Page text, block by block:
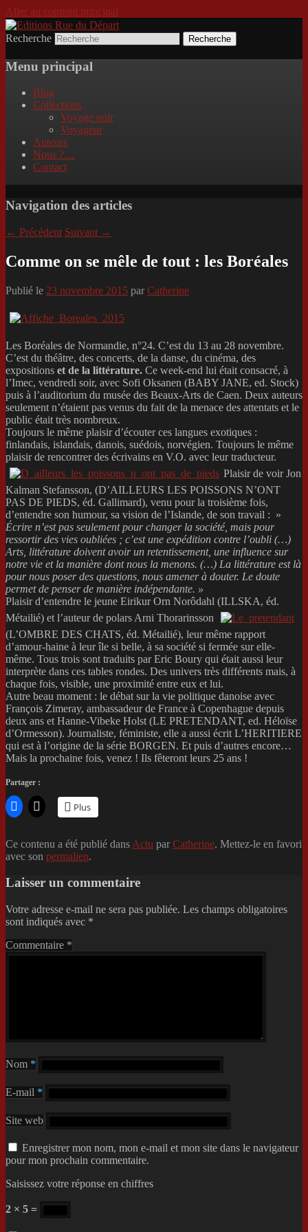
Aller au contenu principal
Editions Rue du Départ
Incitation au voyage, du roman noir au
poème.
Recherche
Menu principal
Blog
Collections
Voyage noir
Voyageur
Auteurs
Nous ?…
Contact
Navigation des articles
← Précédent Suivant →
Comme on se mêle de tout : les Boréales
Publié le 23 novembre 2015 par Catherine
Les Boréales de Normandie, n°24. C’est du 13 au 28 novembre.
C’est du théâtre, des concerts, de la danse, du cinéma, des
expositions et de la littérature. Ce week-end lui était consacré, à
l’Imec, vendredi soir, avec Sofi Oksanen (BABY JANE, ed. Stock)
puis à l’auditorium du musée des Beaux-Arts de Caen. Deux auteurs
seulement n’étaient pas venus du fait de la menace des attentats et le
public était très nombreux.
Toujours le même plaisir d’écouter ces langues exotiques :
finlandais, islandais, danois, suédois, norvégien. Toujours le même
plaisir de rencontrer des écrivains en V.O. avec leur traducteur.
Plaisir de voir Jon
Kalman Stefansson, (D’AILLEURS LES POISSONS N’ONT
PAS DE PIEDS, éd. Gallimard), venu pour la troisième fois,
d’entendre son humour, sa vision de l’Islande, de son travail : »
Écrire n’est pas seulement pour changer la société, mais pour
ressortir des vies oubliées ; c’est une expédition contre l’oubli (…)
Arts, littérature doivent avoir un retentissement, une influence sur
notre vie et la manière dont nous la menons. (…) La littérature est là
pour nous poser des questions, nous amener à douter. Le doute
permet de penser de manière indépendante. »
Plaisir d’entendre le jeune Eirikur Orn Norôdahl (ILLSKA, éd.
Métailié) et l’auteur de polars Arni Thorarinsson
(L’OMBRE DES CHATS, éd. Métailié), leur même rapport
d’amour-haine à leur île si belle, à sa société si fermée sur elle-
même. Tous trois sont traduits par Eric Boury qui était aussi leur
interprète dans ces tables rondes. Des univers très différents mais, à
chaque fois, visible, une proximité entre eux et lui.
Autre beau moment : le débat sur la vie politique danoise avec
François Zimeray, ambassadeur de France à Copenhague depuis
deux ans et Hanne-Vibeke Holst (LE PRETENDANT, ed. Héloïse
d’Ormesson). Journaliste, féministe, elle a aussi écrit L’HERITIERE
qui est à l’origine de la série BORGEN. Et puis d’autres encore…
Mais la prochaine fois, venez ! Ils fêteront leurs 25 ans !
Partager :
Plus
Ce contenu a été publié dans Actu par Catherine. Mettez-le en favori
avec son permalien.
Laisser un commentaire
Votre adresse e-mail ne sera pas publiée. Les champs obligatoires
sont indiqués avec *
Commentaire *
Nom *
E-mail *
Site web
Enregistrer mon nom, mon e-mail et mon site dans le navigateur
pour mon prochain commentaire.
Saisissez votre réponse en chiffres
2 × 5 =